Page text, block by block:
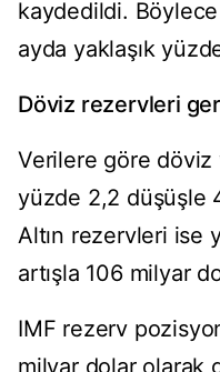
kaydedildi.
ayda yaklaşık
Döviz rezervleri
Verilere göre döviz
yüzde 2,2 düşüşle
Altın rezervleri ise
artışla 106 milyar
IMF rezerv